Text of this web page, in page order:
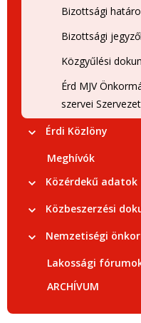
Bizottsági
Bizottsági
Közgyűlési
Érd MJV
szervei
Érdi Közlöny
Meghívók
Közérdekű adatok
Közbeszerzési
Nemzetiségi
Lakossági
ARCHÍVUM